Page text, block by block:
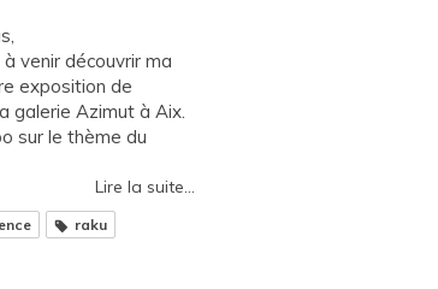
à venir découvrir ma
exposition de
galerie Azimut à Aix.
sur le thème du
Lire la suite...
raku